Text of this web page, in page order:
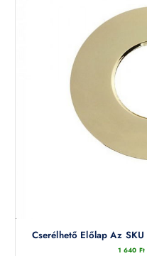
Cserélhető Előlap Az
1 640 Ft